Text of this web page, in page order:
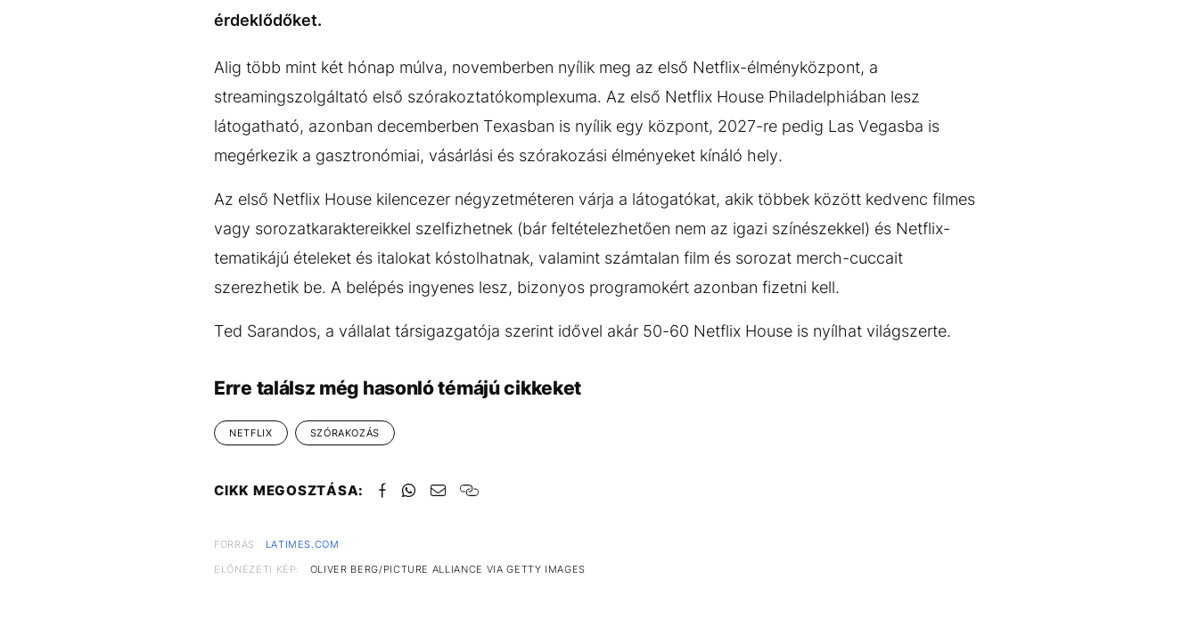
érdeklődőket.
Alig több mint két hónap múlva, novemberben nyílik meg az első Netflix-élményközpont, a
streamingszolgáltató első szórakoztatókomplexuma. Az első Netflix House Philadelphiában lesz
látogatható, azonban decemberben Texasban is nyílik egy központ, 2027-re pedig Las Vegasba is
megérkezik a gasztronómiai, vásárlási és szórakozási élményeket kínáló hely.
Az első Netflix House kilencezer négyzetméteren várja a látogatókat, akik többek között kedvenc filmes
vagy sorozatkaraktereikkel szelfizhetnek (bár feltételezhetően nem az igazi színészekkel) és Netflix-
tematikájú ételeket és italokat kóstolhatnak, valamint számtalan film és sorozat merch-cuccait
szerezhetik be. A belépés ingyenes lesz, bizonyos programokért azonban fizetni kell.
Ted Sarandos, a vállalat társigazgatója szerint idővel akár 50-60 Netflix House is nyílhat világszerte.
Erre találsz még hasonló témájú cikkeket
NETFLIX SZÓRAKOZÁS
CIKK MEGOSZTÁSA:
FORRÁS
LATIMES.COM
ELŐNÉZETI KÉP:
OLIVER BERG/PICTURE ALLIANCE VIA GETTY IMAGES